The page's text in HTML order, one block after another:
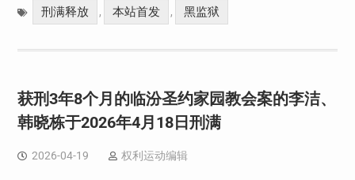
刑满释放 , 本站首发 , 黑监狱
获刑3年8个月的临汾圣约家园教会案的李洁、
韩晓栋于2026年4月18日刑满
2026-04-19 权利运动编辑